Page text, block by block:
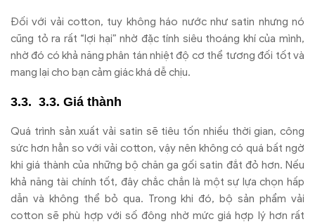
Đối với vải cotton, tuy không háo nước như satin nhưng nó
cũng tỏ ra rất “lợi hại” nhờ đặc tính siêu thoáng khí của mình,
nhờ đó có khả năng phân tán nhiệt độ cơ thể tương đối tốt và
mang lại cho bạn cảm giác khá dễ chịu.
3.3. Giá thành
Quá trình sản xuất vải satin sẽ tiêu tốn nhiều thời gian, công
sức hơn hẳn so với vải cotton, vậy nên không có quá bất ngờ
khi giá thành của những bộ chăn ga gối satin đắt đỏ hơn. Nếu
khả năng tài chính tốt, đây chắc chắn là một sự lựa chọn hấp
dẫn và không thể bỏ qua. Trong khi đó, bộ sản phẩm vải
cotton sẽ phù hợp với số đông nhờ mức giá hợp lý hơn rất